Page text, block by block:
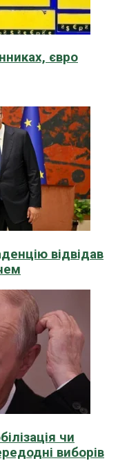
євро
відвідав
чи
виборів